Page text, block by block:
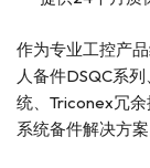
作为专业工控产
人备件DSQC系
统、Triconex冗
系统备件解决方案